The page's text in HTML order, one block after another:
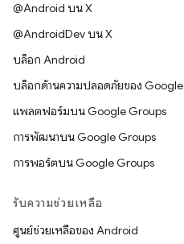
@Android บน X
@AndroidDev บน X
บล็อก Android
บล็อกด้านความปลอดภัยของ Google
แพลตฟอร์มบน Google Groups
การพัฒนาบน Google Groups
การพอร์ตบน Google Groups
รับความช่วยเหลือ
ศูนย์ช่วยเหลือของ Android